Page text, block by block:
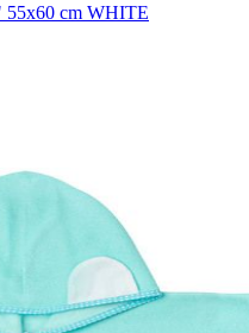
55x60 cm WHITE